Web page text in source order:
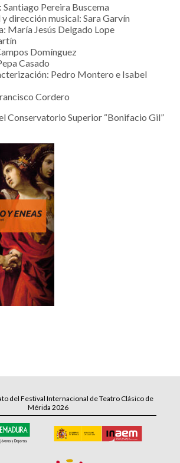
Pereira Buscema
dirección musical: Sara Garvín
María Jesús Delgado Lope
Domínguez
Casado
Pedro Montero e Isabel
Cordero
Conservatorio Superior “Bonifacio Gil”
del Festival Internacional de Teatro Clásico de
Mérida 2026